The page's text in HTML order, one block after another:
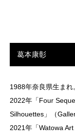
葛本康彰
1988年奈良県生まれ
2022年「Four
Silhouettes」（
2021年「Watowa